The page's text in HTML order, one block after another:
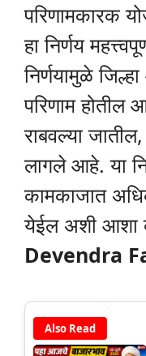
परिणामकारक
हा निर्णय
निर्णयामुळे
परिणाम होतील
राबवल्या
लागले आहे. या
कामकाजात
येईल अशी आशा
Devendra
Also Read